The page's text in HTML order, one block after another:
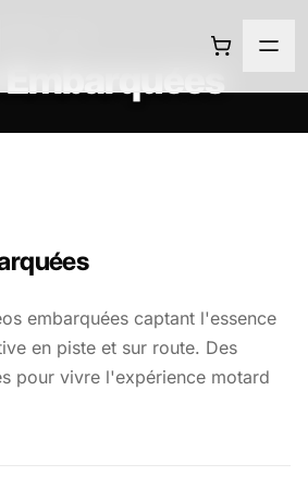
2020
embarquées captant l'essence
en piste et sur route. Des
pour vivre l'expérience motard